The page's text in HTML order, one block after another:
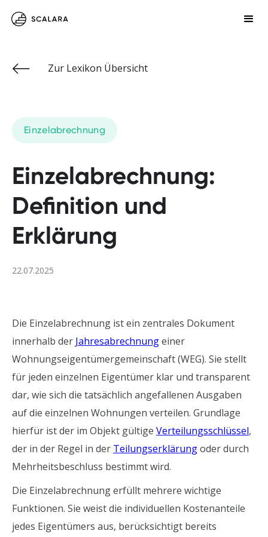
Zur Lexikon Übersicht
Einzelabrechnung
Einzelabrechnung:
Definition und
Erklärung
22.07.2025
Die Einzelabrechnung ist ein zentrales Dokument
innerhalb der Jahresabrechnungeiner
Wohnungseigentümergemeinschaft (WEG). Sie stellt
für jeden einzelnen Eigentümer klar und transparent
dar, wie sich die tatsächlich angefallenen Ausgaben
auf die einzelnen Wohnungen verteilen. Grundlage
hierfür ist der im Objekt gültige Verteilungsschlüssel,
der in der Regel in der Teilungserklärungoder durch
Mehrheitsbeschluss bestimmt wird.
Die Einzelabrechnung erfüllt mehrere wichtige
Funktionen. Sie weist die individuellen Kostenanteile
jedes Eigentümers aus, berücksichtigt bereits